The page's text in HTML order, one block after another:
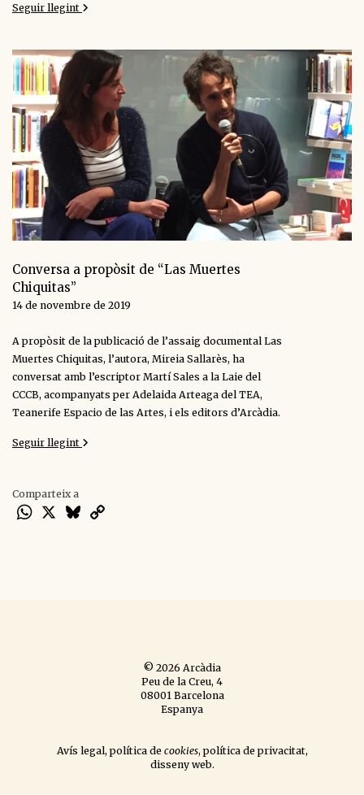
Seguir llegint
Conversa a propòsit de “Las Muertes
Chiquitas”
14 de novembre de 2019
A propòsit de la publicació de l’assaig documental Las
Muertes Chiquitas, l’autora, Mireia Sallarès, ha
conversat amb l’escriptor Martí Sales a la Laie del
CCCB, acompanyats per Adelaida Arteaga del TEA,
Teanerife Espacio de las Artes, i els editors d’Arcàdia.
Seguir llegint
Comparteix a
WhatsApp
X Bluesky
© 2026 Arcàdia
Peu de la Creu, 4
08001 Barcelona
Espanya
Avís legal,política de cookies,política de privacitat,
disseny web.